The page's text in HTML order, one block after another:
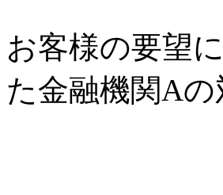
お客様の要望
た金融機関A